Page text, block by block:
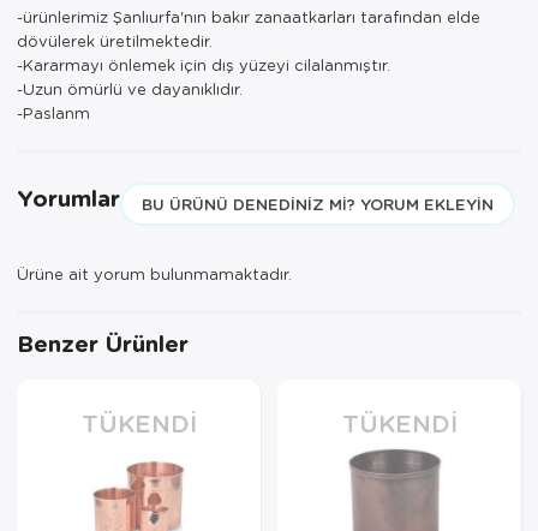
-ürünlerimiz Şanlıurfa'nın bakır zanaatkarları tarafından elde
dövülerek üretilmektedir.
-Kararmayı önlemek için dış yüzeyi cilalanmıştır.
-Uzun ömürlü ve dayanıklıdır.
-Paslanm
Yorumlar BU ÜRÜNÜ DENEDINIZ MI? YORUM EKLEYIN
Ürüne ait yorum bulunmamaktadır.
Benzer Ürünler
TÜKENDI TÜKENDI